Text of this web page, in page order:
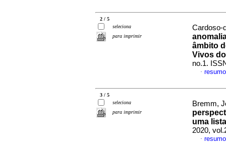
2 / 5
seleciona
para imprimir
Cardoso-
âmbito
Vivos
no.1.
·
3 / 5
seleciona
para imprimir
Bremm,
uma
2020,
·